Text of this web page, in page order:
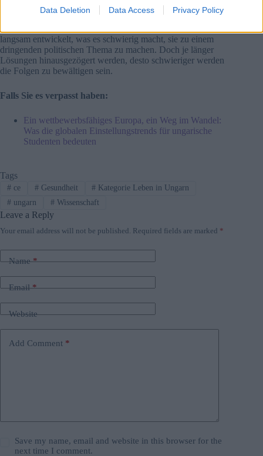
Data Deletion Data Access Privacy Policy
Nach Ansicht von Experten besteht die größte
Herausforderung darin, dass sich die demografische Krise nur
langsam entwickelt, was es schwierig macht, sie zu einem
dringenden politischen Thema zu machen. Doch je länger
Lösungen hinausgezögert werden, desto schwieriger werden
die Folgen zu bewältigen sein.
Falls Sie es verpasst haben:
Ein wettbewerbsfähiges Europa, ein Weg im Wandel:
Was die globalen Einstellungstrends für ungarische
Studenten bedeuten
Tags
#ce #Gesundheit # Kategorie Leben in Ungarn
#ungarn #Wissenschaft
Leave a Reply
Your email address will not be published. Required fields are marked *
Name*
Email*
Website
Add Comment *
Save my name, email and website in this browser for the
next time I comment.